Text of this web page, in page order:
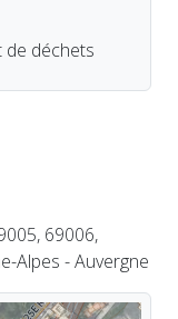
de déchets
69006,
Alpes - Auvergne